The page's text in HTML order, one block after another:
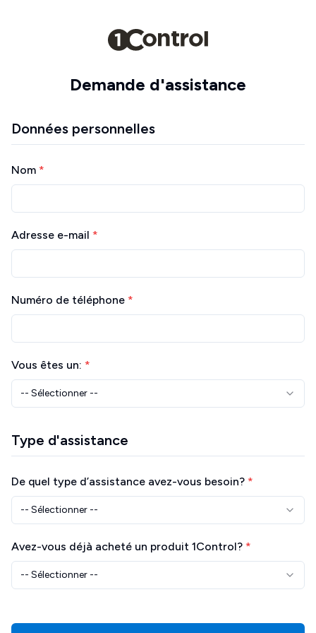
Demande d'assistance
Données personnelles
Nom *
Adresse e-mail *
Numéro de téléphone *
Vous êtes un: *
-- Sélectionner --
Type d'assistance
De quel type d’assistance avez-vous besoin? *
-- Sélectionner --
Avez-vous déjà acheté un produit 1Control? *
-- Sélectionner --